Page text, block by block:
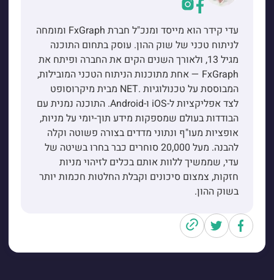
עדי קידר הוא מייסד ומנכ"ל חברת FxGraph ומומחה
לניתוח טכני של שוק ההון. עוסק בתחום התוכנה
מגיל 13, ולאורך השנים הקים את החברה ופיתח את
FxGraph — אחת מתוכנות הניתוח הטכני המובילות,
המבוססת על טכנולוגיות .NET מבית מיקרוסופט
לצד אפליקציות ל-iOS ו-Android. התוכנה נמנית עם
הבודדות בעולם שמספקות מידע תוך-יומי על מניות,
אופציות מעו"ף ונתוני מדדים בצורה פשוטה וקלה
להבנה. מעל 20,000 סוחרים כבר בחרו בשיטה של
עדי, שממשיך ללוות אותם בכלים לזיהוי מניות
חזקות, צמצום סיכונים וקבלת החלטות חכמות יותר
בשוק ההון.